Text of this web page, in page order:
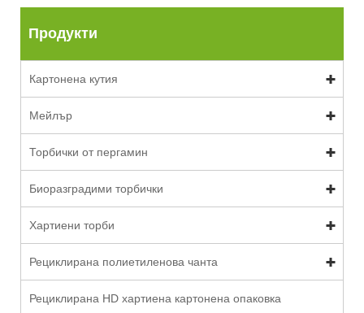
Продукти
Картонена кутия
Мейлър
Торбички от пергамин
Биоразградими торбички
Хартиени торби
Рециклирана полиетиленова чанта
Рециклирана HD хартиена картонена опаковка